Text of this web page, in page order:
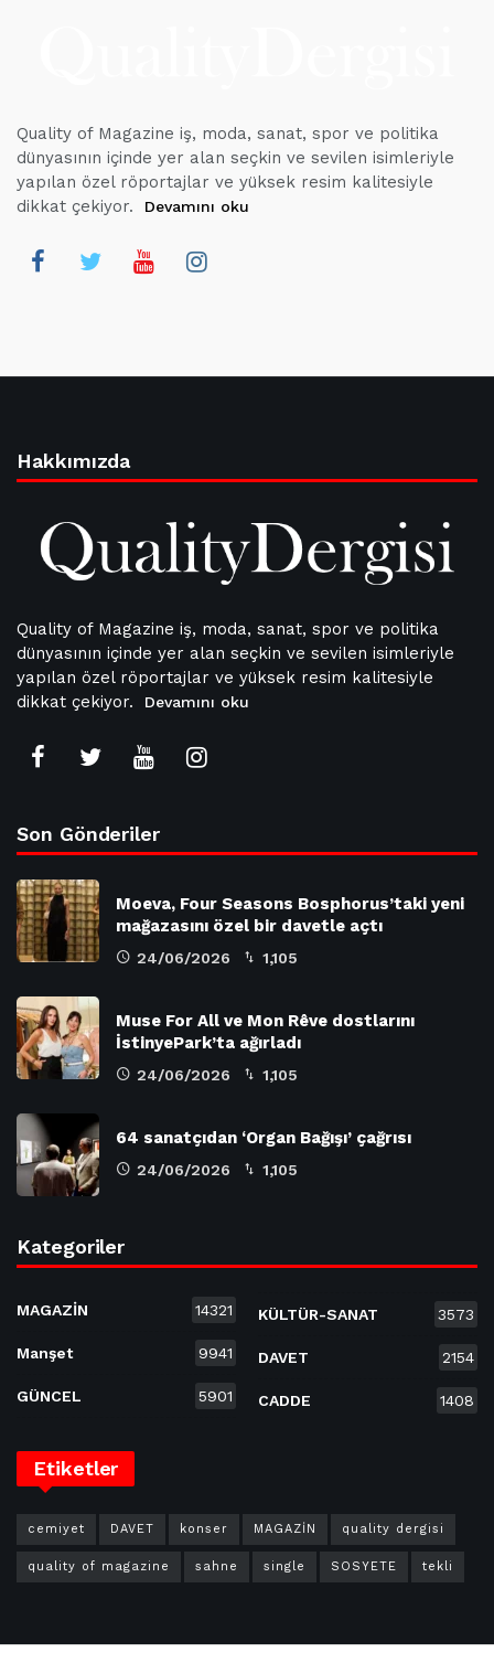
Quality of Magazine iş, moda, sanat, spor ve politika
dünyasının içinde yer alan seçkin ve sevilen isimleriyle
yapılan özel röportajlar ve yüksek resim kalitesiyle
dikkat çekiyor.
Devamını oku
Hakkımızda
Quality of Magazine iş, moda, sanat, spor ve politika
dünyasının içinde yer alan seçkin ve sevilen isimleriyle
yapılan özel röportajlar ve yüksek resim kalitesiyle
dikkat çekiyor.
Devamını oku
Son Gönderiler
Moeva, Four Seasons Bosphorus’taki yeni
mağazasını özel bir davetle açtı
24/06/2026 1,105
Muse For All ve Mon Rêve dostlarını
İstinyePark’ta ağırladı
24/06/2026 1,105
64 sanatçıdan ‘Organ Bağışı’ çağrısı
24/06/2026 1,105
Kategoriler
MAGAZİN 14321
Manşet 9941
GÜNCEL 5901
KÜLTÜR-SANAT 3573
DAVET 2154
CADDE 1408
Etiketler
cemiyet DAVET konser MAGAZİN quality dergisi
quality of magazine sahne single SOSYETE tekli